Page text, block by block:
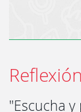
"Escucha